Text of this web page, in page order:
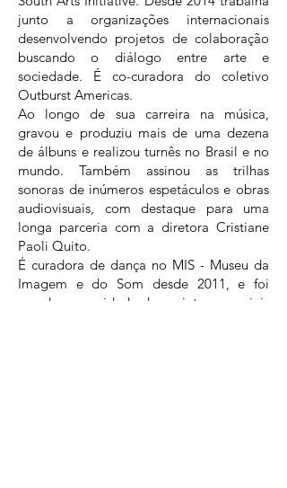
junto a organizações internacionais
desenvolvendo projetos de colaboração
buscando o diálogo entre arte e
sociedade. É co-curadora do coletivo
Outburst Americas.
Ao longo de sua carreira na música,
gravou e produziu mais de uma dezena
de álbuns e realizou turnês no Brasil e no
mundo. Também assinou as trilhas
sonoras de inúmeros espetáculos e obras
audiovisuais, com destaque para uma
longa parceria com a diretora Cristiane
Paoli Quito.
É curadora de dança no MIS - Museu da
Imagem e do Som desde 2011, e foi
curadora convidada de projetos especiais